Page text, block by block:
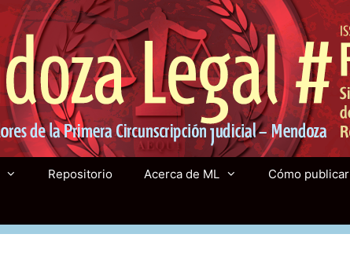
Repositorio Acerca de ML Cómo publicar